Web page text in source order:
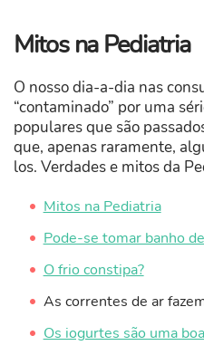
Mitos na Pediatria
O nosso dia-a-dia nas
“contaminado” por uma
populares que são
que, apenas raramente,
los. Verdades e mitos da
Mitos na Pediatria
Pode-se tomar banho
O frio constipa?
As correntes de ar
Os iogurtes são uma